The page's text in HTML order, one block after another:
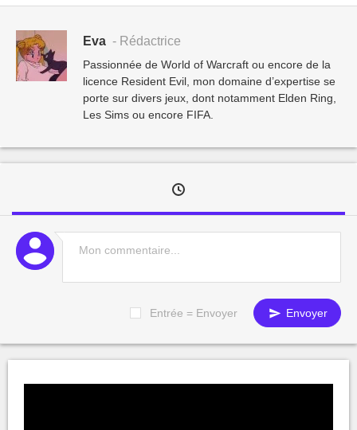
Eva - Rédactrice
Passionnée de World of Warcraft ou encore de la
licence Resident Evil, mon domaine d’expertise se
porte sur divers jeux, dont notamment Elden Ring,
Les Sims ou encore FIFA.
Entrée = Envoyer Envoyer